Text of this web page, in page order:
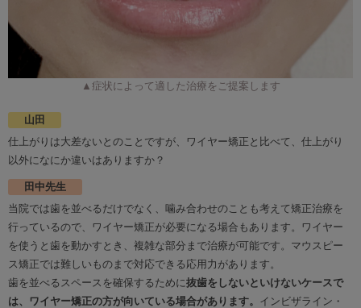
▲症状によって適した治療をご提案します
山田
仕上がりは大差ないとのことですが、ワイヤー矯正と比べて、仕上がり
以外になにか違いはありますか？
田中先生
当院では歯を並べるだけでなく、噛み合わせのことも考えて矯正治療を
行っているので、ワイヤー矯正が必要になる場合もあります。ワイヤー
を使うと歯を動かすとき、複雑な部分まで治療が可能です。マウスピー
ス矯正では難しいものまで対応できる応用力があります。
歯を並べるスペースを確保するために抜歯をしないといけないケースで
は、ワイヤー矯正の方が向いている場合があります。 インビザライン・